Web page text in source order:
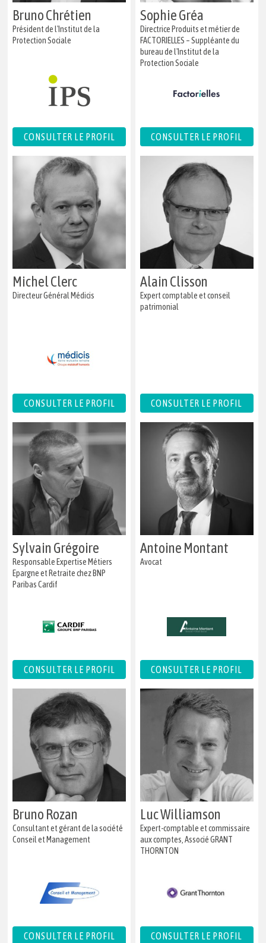
Bruno Chrétien
Président de l'Institut de la
Protection Sociale
CONSULTER LE PROFIL
Sophie Gréa
Directrice Produits et métier de
FACTORIELLES – Suppléante du
bureau de l'Institut de la
Protection Sociale
CONSULTER LE PROFIL
Michel Clerc
Directeur Général Médicis
CONSULTER LE PROFIL
Alain Clisson
Expert comptable et conseil
patrimonial
CONSULTER LE PROFIL
Sylvain Grégoire
Responsable Expertise Métiers
Epargne et Retraite chez BNP
Paribas Cardif
CONSULTER LE PROFIL
Antoine Montant
Avocat
CONSULTER LE PROFIL
Bruno Rozan
Consultant et gérant de la société
Conseil et Management
CONSULTER LE PROFIL
Luc Williamson
Expert-comptable et commissaire
aux comptes, Associé GRANT
THORNTON
CONSULTER LE PROFIL